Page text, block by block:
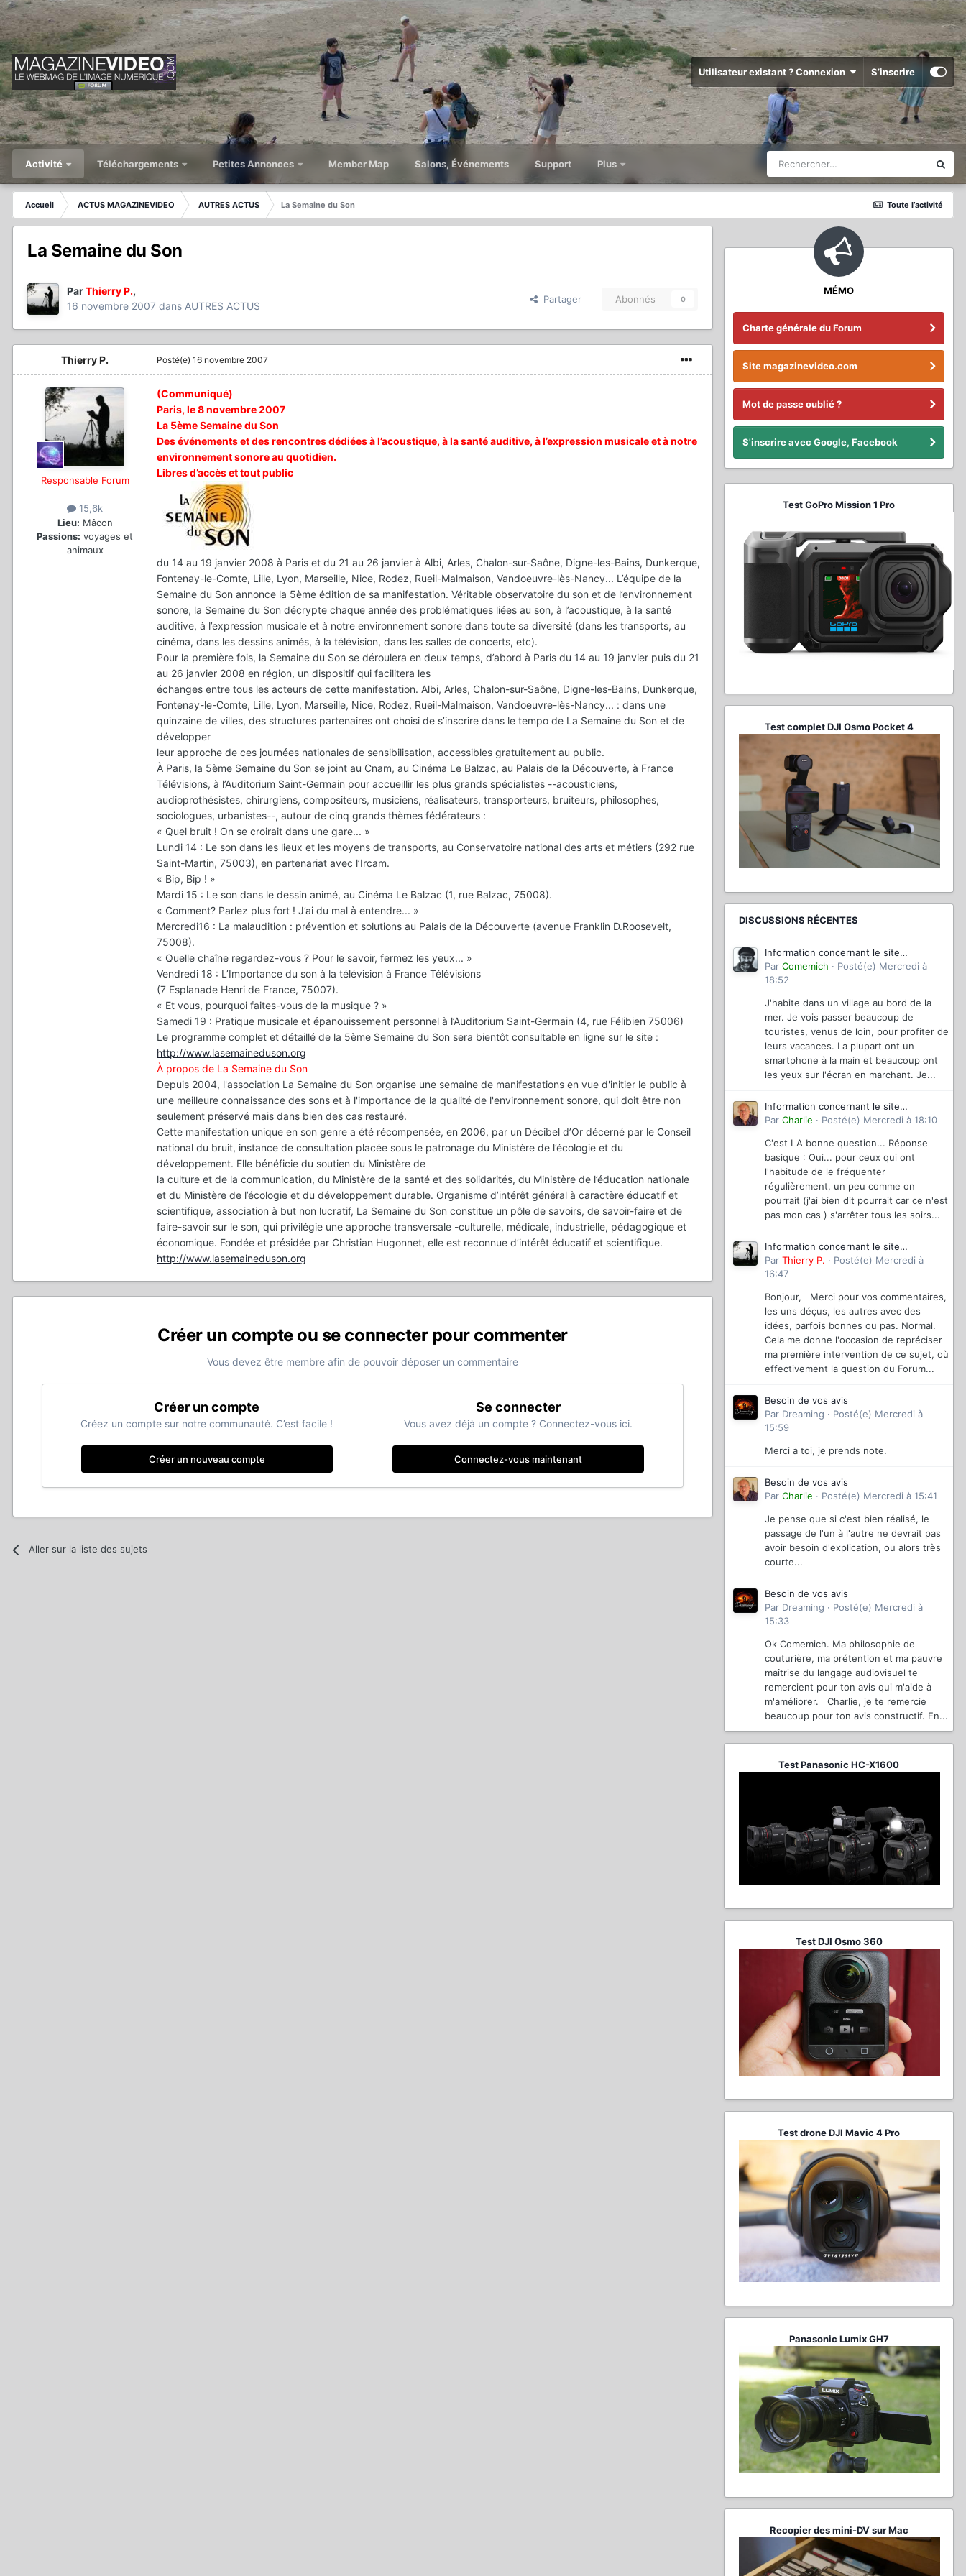
Utilisateur existant ? Connexion S’inscrire
Activité Téléchargements Petites Annonces Member Map Salons, Événements Support Plus
Toute l’activité
Accueil ACTUS MAGAZINEVIDEO AUTRES ACTUS La Semaine du Son
La Semaine du Son
ParThierry P.,
16 novembre 2007 dans AUTRES ACTUS
Partager Abonnés 0
Thierry P.
Responsable Forum
15,6k
Lieu: Mâcon
Passions: voyages et
animaux
Posté(e) 16 novembre 2007
(Communiqué)
Paris, le 8 novembre 2007
La 5ème Semaine du Son
Des événements et des rencontres dédiées à l’acoustique, à la santé auditive, à l’expression musicale et à notre
environnement sonore au quotidien.
Libres d’accès et tout public
du 14 au 19 janvier 2008 à Paris et du 21 au 26 janvier à Albi, Arles, Chalon-sur-Saône, Digne-les-Bains, Dunkerque,
Fontenay-le-Comte, Lille, Lyon, Marseille, Nice, Rodez, Rueil-Malmaison, Vandoeuvre-lès-Nancy... L’équipe de la
Semaine du Son annonce la 5ème édition de sa manifestation. Véritable observatoire du son et de l’environnement
sonore, la Semaine du Son décrypte chaque année des problématiques liées au son, à l’acoustique, à la santé
auditive, à l’expression musicale et à notre environnement sonore dans toute sa diversité (dans les transports, au
cinéma, dans les dessins animés, à la télévision, dans les salles de concerts, etc).
Pour la première fois, la Semaine du Son se déroulera en deux temps, d’abord à Paris du 14 au 19 janvier puis du 21
au 26 janvier 2008 en région, un dispositif qui facilitera les
échanges entre tous les acteurs de cette manifestation. Albi, Arles, Chalon-sur-Saône, Digne-les-Bains, Dunkerque,
Fontenay-le-Comte, Lille, Lyon, Marseille, Nice, Rodez, Rueil-Malmaison, Vandoeuvre-lès-Nancy... : dans une
quinzaine de villes, des structures partenaires ont choisi de s’inscrire dans le tempo de La Semaine du Son et de
développer
leur approche de ces journées nationales de sensibilisation, accessibles gratuitement au public.
À Paris, la 5ème Semaine du Son se joint au Cnam, au Cinéma Le Balzac, au Palais de la Découverte, à France
Télévisions, à l’Auditorium Saint-Germain pour accueillir les plus grands spécialistes --acousticiens,
audioprothésistes, chirurgiens, compositeurs, musiciens, réalisateurs, transporteurs, bruiteurs, philosophes,
sociologues, urbanistes--, autour de cinq grands thèmes fédérateurs :
« Quel bruit ! On se croirait dans une gare... »
Lundi 14 : Le son dans les lieux et les moyens de transports, au Conservatoire national des arts et métiers (292 rue
Saint-Martin, 75003), en partenariat avec l’Ircam.
« Bip, Bip ! »
Mardi 15 : Le son dans le dessin animé, au Cinéma Le Balzac (1, rue Balzac, 75008).
« Comment? Parlez plus fort ! J’ai du mal à entendre... »
Mercredi16 : La malaudition : prévention et solutions au Palais de la Découverte (avenue Franklin D.Roosevelt,
75008).
« Quelle chaîne regardez-vous ? Pour le savoir, fermez les yeux... »
Vendredi 18 : L’Importance du son à la télévision à France Télévisions
(7 Esplanade Henri de France, 75007).
« Et vous, pourquoi faites-vous de la musique ? »
Samedi 19 : Pratique musicale et épanouissement personnel à l’Auditorium Saint-Germain (4, rue Félibien 75006)
Le programme complet et détaillé de la 5ème Semaine du Son sera bientôt consultable en ligne sur le site :
http://www.lasemaineduson.org
À propos de La Semaine du Son
Depuis 2004, l'association La Semaine du Son organise une semaine de manifestations en vue d'initier le public à
une meilleure connaissance des sons et à l'importance de la qualité de l'environnement sonore, qui doit être non
seulement préservé mais dans bien des cas restauré.
Cette manifestation unique en son genre a été récompensée, en 2006, par un Décibel d’Or décerné par le Conseil
national du bruit, instance de consultation placée sous le patronage du Ministère de l’écologie et du
développement. Elle bénéficie du soutien du Ministère de
la culture et de la communication, du Ministère de la santé et des solidarités, du Ministère de l’éducation nationale
et du Ministère de l’écologie et du développement durable. Organisme d’intérêt général à caractère éducatif et
scientifique, association à but non lucratif, La Semaine du Son constitue un pôle de savoirs, de savoir-faire et de
faire-savoir sur le son, qui privilégie une approche transversale -culturelle, médicale, industrielle, pédagogique et
économique. Fondée et présidée par Christian Hugonnet, elle est reconnue d’intérêt éducatif et scientifique.
http://www.lasemaineduson.org
Créer un compte ou se connecter pour commenter
Vous devez être membre afin de pouvoir déposer un commentaire
Créer un compte
Créez un compte sur notre communauté. C’est facile !
Créer un nouveau compte
Se connecter
Vous avez déjà un compte ? Connectez-vous ici.
Connectez-vous maintenant
Aller sur la liste des sujets
MÉMO
Charte générale du Forum
Site magazinevideo.com
Mot de passe oublié ?
S'inscrire avec Google, Facebook
Test GoPro Mission 1 Pro
Test complet DJI Osmo Pocket 4
DISCUSSIONS RÉCENTES
Information concernant le site
magazinevideo
Par Comemich · Posté(e) Mercredi à
18:52
J'habite dans un village au bord de la
mer. Je vois passer beaucoup de
touristes, venus de loin, pour profiter de
leurs vacances. La plupart ont un
smartphone à la main et beaucoup ont
les yeux sur l'écran en marchant. Je...
Information concernant le site
magazinevideo
Par Charlie · Posté(e) Mercredi à 18:10
C'est LA bonne question... Réponse
basique : Oui... pour ceux qui ont
l'habitude de le fréquenter
régulièrement, un peu comme on
pourrait (j'ai bien dit pourrait car ce n'est
pas mon cas ) s'arrêter tous les soirs...
Information concernant le site
magazinevideo
Par Thierry P. · Posté(e) Mercredi à
16:47
Bonjour, Merci pour vos commentaires,
les uns déçus, les autres avec des
idées, parfois bonnes ou pas. Normal.
Cela me donne l'occasion de repréciser
ma première intervention de ce sujet, où
effectivement la question du Forum...
Besoin de vos avis
Par Dreaming · Posté(e) Mercredi à
15:59
Merci a toi, je prends note.
Besoin de vos avis
Par Charlie · Posté(e) Mercredi à 15:41
Je pense que si c'est bien réalisé, le
passage de l'un à l'autre ne devrait pas
avoir besoin d'explication, ou alors très
courte...
Besoin de vos avis
Par Dreaming · Posté(e) Mercredi à
15:33
Ok Comemich. Ma philosophie de
couturière, ma prétention et ma pauvre
maîtrise du langage audiovisuel te
remercient pour ton avis qui m'aide à
m'améliorer. Charlie, je te remercie
beaucoup pour ton avis constructif. En...
Test Panasonic HC-X1600
Test DJI Osmo 360
Test drone DJI Mavic 4 Pro
Panasonic Lumix GH7
Recopier des mini-DV sur Mac